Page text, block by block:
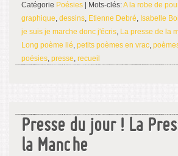
Catégorie Poésies | Mots-clés:A la robe de
graphique, dessins, Etienne Debré, Isabelle
je suis je marche donc j'écris, La presse de la
Long poème lié, petits poèmes en vrac,
poésies, presse, recueil
Presse du jour ! La
la Manche